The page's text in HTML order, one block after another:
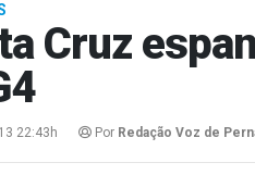
Cruz
22:43h Por Redação Voz de